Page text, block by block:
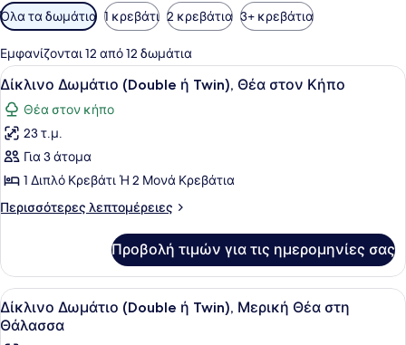
Διαθέσιμα
φίλτρα
για
τα
δωμάτια
Όλα τα δωμάτια 1 κρεβάτι 2 κρεβάτια 3+ κρεβάτια
Εμφανίζονται 12 από 12 δωμάτια
Προβολή
όλων
των
φωτογραφιών
για
Δίκλινο
Δωμάτιο
(Double
Twin),
Θέα
στον
Κήπο
Ένα δωμάτιο ξενοδοχείου με ένα
8
Δίκλινο Δωμάτιο (Double ή Twin), Θέα στον Κήπο
Θέα στον κήπο
23 τ.μ.
Για 3 άτομα
1 Διπλό Κρεβάτι Ή 2 Μονά Κρεβάτια
Περισσότερες λεπτομέρειες
Περισσότερες
Δωμάτιο
(Double
ή
Twin),
Θέα
Προβολή τιμών για τις ημερομηνίες σας
Προβολή
όλων
των
Ένα δωμάτιο ξενοδοχείου με ένα
8
Δίκλινο Δωμάτιο (Double ή Twin), Μερική Θέα στη
Θάλασσα